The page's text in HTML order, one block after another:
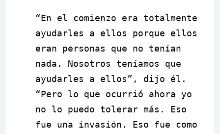
“En el comienzo era totalmente
ayudarles a ellos porque ellos
eran personas que no tenían
nada. Nosotros teníamos que
ayudarles a ellos”, dijo él.
“Pero lo que ocurrió ahora yo
no lo puedo tolerar más. Eso
fue una invasión. Eso fue como